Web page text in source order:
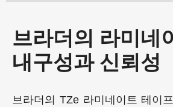
브라더의 라미네
내구성과 신뢰성
브라더의 TZe 라미네이트 테이